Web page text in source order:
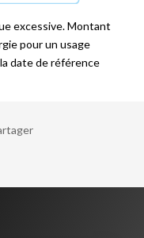
excessive. Montant
pour un usage
date de référence